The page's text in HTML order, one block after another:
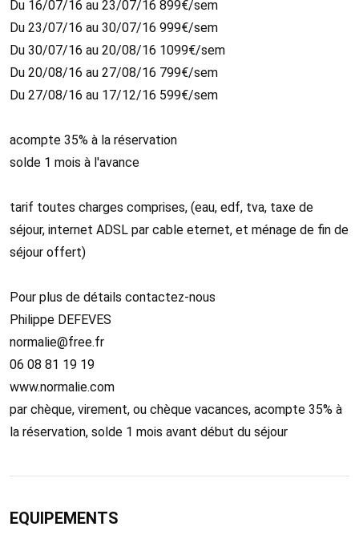
Du 16/07/16 au 23/07/16 899€/sem
Du 23/07/16 au 30/07/16 999€/sem
Du 30/07/16 au 20/08/16 1099€/sem
Du 20/08/16 au 27/08/16 799€/sem
Du 27/08/16 au 17/12/16 599€/sem
acompte 35% à la réservation
solde 1 mois à l'avance
tarif toutes charges comprises, (eau, edf, tva, taxe de
séjour, internet ADSL par cable eternet, et ménage de fin de
séjour offert)
Pour plus de détails contactez-nous
Philippe DEFEVES
normalie@free.fr
06 08 81 19 19
www.normalie.com
par chèque, virement, ou chèque vacances, acompte 35% à
la réservation, solde 1 mois avant début du séjour
EQUIPEMENTS